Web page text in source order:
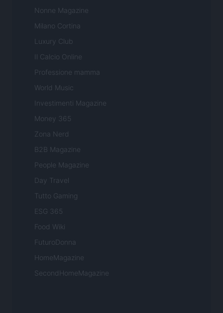
Nonne Magazine
Milano Cortina
Luxury Club
Il Calcio Online
Professione mamma
World Music
Investimenti Magazine
Money 365
Zona Nerd
B2B Magazine
People Magazine
Day Travel
Tutto Gaming
ESG 365
Food Wiki
FuturoDonna
HomeMagazine
SecondHomeMagazine